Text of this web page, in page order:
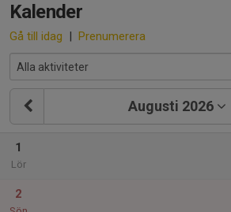
Kalender
Gå till idag | Prenumerera
Augusti 2026
1
Lör
2